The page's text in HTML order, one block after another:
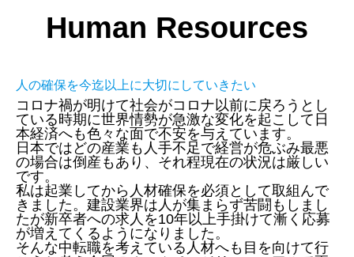
Human Resources
人の確保を今迄以上に大切にしていきたい
コロナ禍が明けて社会がコロナ以前に戻ろうとし
ている時期に世界情勢が急激な変化を起こして日
本経済へも色々な面で不安を与えています。
日本ではどの産業も人手不足で経営が危ぶみ最悪
の場合は倒産もあり、それ程現在の状況は厳しい
です。
私は起業してから人材確保を必須として取組んで
きました。建設業界は人が集まらず苦闘もしまし
たが新卒者への求人を10年以上手掛けて漸く応募
が増えてくるようになりました。
そんな中転職を考えている人材へも目を向けて行